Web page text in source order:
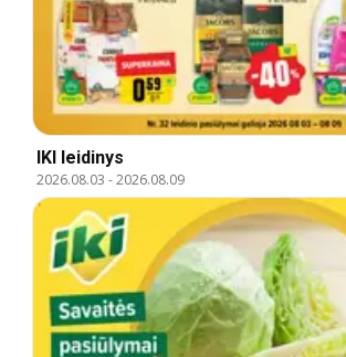
IKI leidinys
2026.08.03 -2026.08.09